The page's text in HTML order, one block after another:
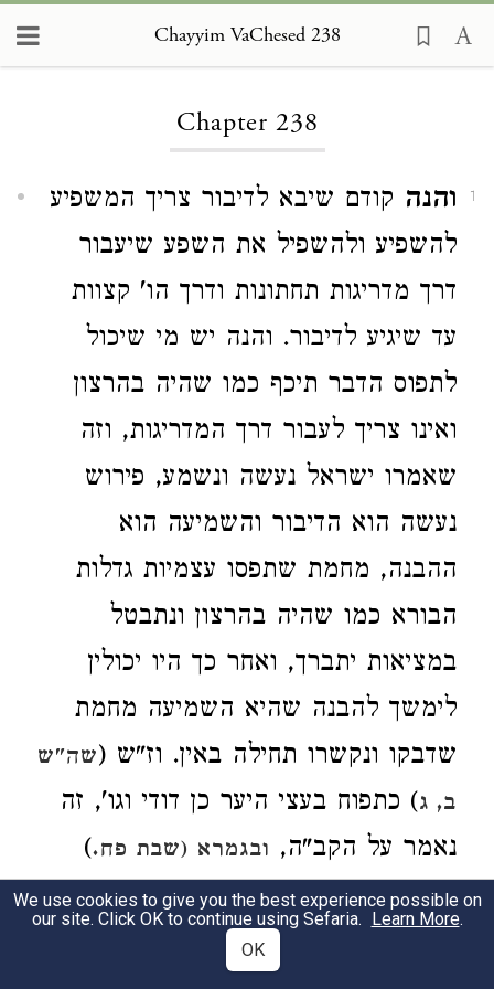
Chayyim VaChesed 238
Chapter 238
1 והנה קודם שיבא לדיבור צריך המשפיע
להשפיע ולהשפיל את השפע שיעבור
דרך מדריגות תחתונות ודרך הו' קצוות
עד שיגיע לדיבור. והנה יש מי שיכול
לתפוס הדבר תיכף כמו שהיה בהרצון
ואינו צריך לעבור דרך המדריגות, וזה
שאמרו ישראל נעשה ונשמע, פירוש
נעשה הוא הדיבור והשמיעה הוא
ההבנה, מחמת שתפסו עצמיות גדלות
הבורא כמו שהיה בהרצון ונתבטל
במציאות יתברך, ואחר כך היו יכולין
לימשך להבנה שהיא השמיעה מחמת
שדבקו ונקשרו תחילה באין. וז"ש (שה"ש
ב, ג) כתפוח בעצי היער כן דודי וגו', זה
נאמר על הקב"ה, ובגמרא (שבת פח.)
דרשו שקאי על ישראל, מה התפוח הזה
כו', כי במעמד הר סיני נתגלה הרצון
We use cookies to give you the best experience possible on
our site. Click OK to continue using Sefaria. Learn More.
OK